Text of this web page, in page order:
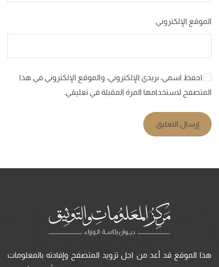
الموقع الإلكتروني
احفظ اسمي، بريدي الإلكتروني، والموقع الإلكتروني في هذا
المتصفح لاستخدامها المرة المقبلة في تعليقي.
إرسال التعليق
هذا الموقع قد أعد من اجل تزويد المتصفح وإفادته بالمعلومات